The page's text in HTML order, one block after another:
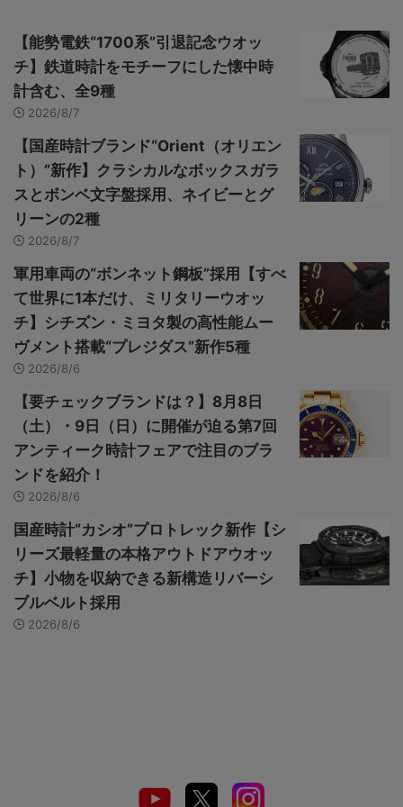
【能勢電鉄“1700系”引退記念ウオッ
チ】鉄道時計をモチーフにした懐中時
計含む、全9種
2026/8/7
【国産時計ブランド“Orient（オリエン
ト）”新作】クラシカルなボックスガラ
スとボンベ文字盤採用、ネイビーとグ
リーンの2種
2026/8/7
軍用車両の“ボンネット鋼板”採用【すべ
て世界に1本だけ、ミリタリーウオッ
チ】シチズン・ミヨタ製の高性能ムー
ヴメント搭載“プレジダス”新作5種
2026/8/6
【要チェックブランドは？】8月8日
（土）・9日（日）に開催が迫る第7回
アンティーク時計フェアで注目のブラ
ンドを紹介！
2026/8/6
国産時計“カシオ”プロトレック新作【シ
リーズ最軽量の本格アウトドアウオッ
チ】小物を収納できる新構造リバーシ
ブルベルト採用
2026/8/6